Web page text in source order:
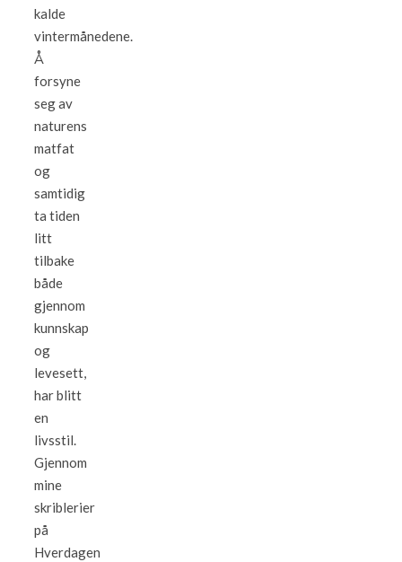
kalde
vintermånedene.
Å
forsyne
seg av
naturens
matfat
og
samtidig
ta tiden
litt
tilbake
både
gjennom
kunnskap
og
levesett,
har blitt
en
livsstil.
Gjennom
mine
skriblerier
på
Hverdagen